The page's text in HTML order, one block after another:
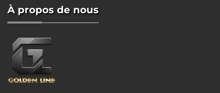
À propos de nous